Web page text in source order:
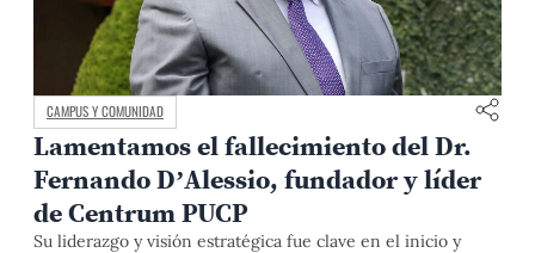
CAMPUS Y COMUNIDAD
Lamentamos el fallecimiento del Dr.
Fernando D’Alessio, fundador y líder
de Centrum PUCP
Su liderazgo y visión estratégica fue clave en el inicio y